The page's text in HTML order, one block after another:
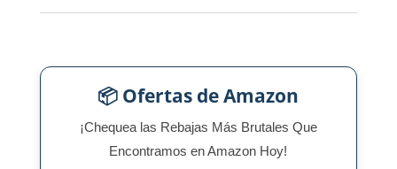
📦 Ofertas de Amazon
¡Chequea las Rebajas Más Brutales Que
Encontramos en Amazon Hoy!